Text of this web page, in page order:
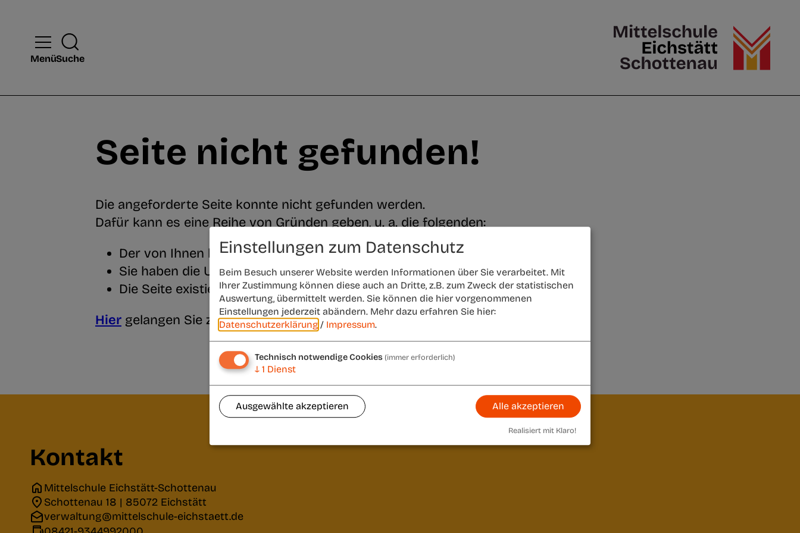
MenüSuche
Seite nicht gefunden!
Die angeforderte Seite konnte nicht gefunden werden.
Dafür kann es eine Reihe von Gründen geben, u. a. die folgenden:
Der von Ihnen benutzte Link ist nicht mehr aktuell oder falsch.
Sie haben die URL nicht korrekt eingegeben.
Die Seite existiert nicht mehr.
Hier gelangen Sie zurStartseite.
Kontakt
Mittelschule Eichstätt-Schottenau
Schottenau 18 | 85072 Eichstätt
verwaltung@mittelschule-eichstaett.de
Einstellungen zum Datenschutz
Beim Besuch unserer Website werden Informationen über Sie verarbeitet. Mit
Ihrer Zustimmung können diese auch an Dritte, z.B. zum Zweck der statistischen
Auswertung, übermittelt werden. Sie können die hier vorgenommenen
Einstellungen jederzeit abändern. Mehr dazu erfahren Sie hier:
Datenschutzerklärung / Impressum.
Technisch notwendige Cookies (immer erforderlich)
↓ 1 Dienst
Ausgewählte akzeptieren Alle akzeptieren
Realisiert mit Klaro!